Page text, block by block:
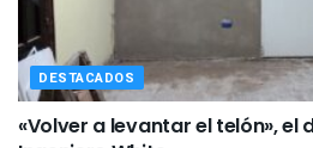
DESTACADOS
«Volver a levantar el telón», el